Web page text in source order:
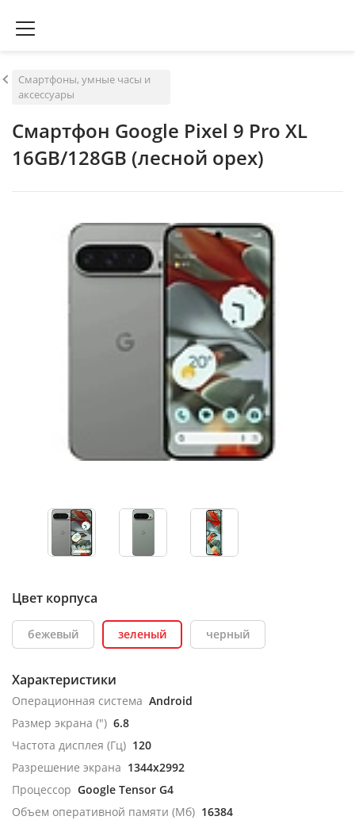
Смартфоны, умные часы и
аксессуары
Смартфон Google Pixel 9 Pro XL
16GB/128GB (лесной орех)
Цвет корпуса
бежевый зеленый черный
Характеристики
Операционная система Android
Размер экрана (") 6.8
Частота дисплея (Гц) 120
Разрешение экрана 1344x2992
Процессор Google Tensor G4
Объем оперативной памяти (Мб) 16384